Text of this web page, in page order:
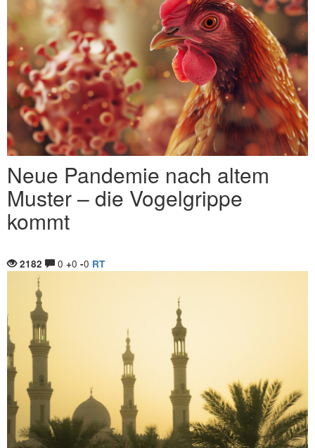
Neue Pandemie nach altem
Muster – die Vogelgrippe
kommt
2182 0 +0 -0 RT